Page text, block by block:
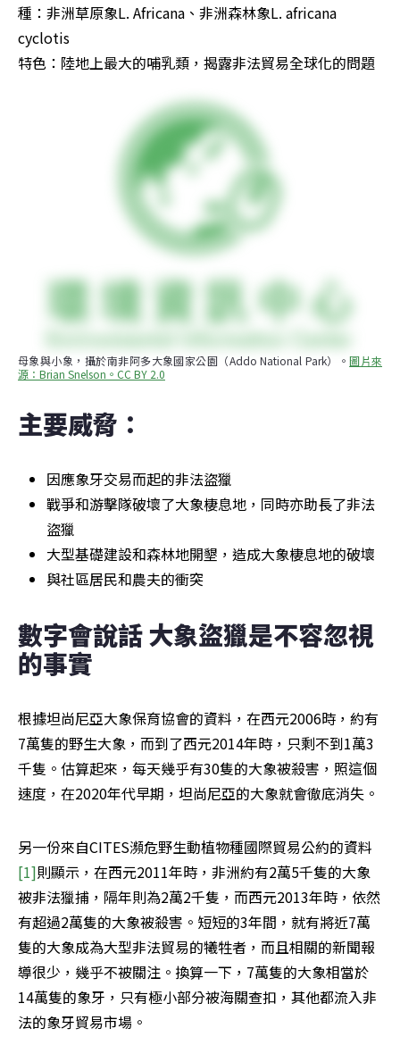
種：非洲草原象L. Africana、非洲森林象L. africana
cyclotis
特色：陸地上最大的哺乳類，揭露非法貿易全球化的問題
母象與小象，攝於南非阿多大象國家公園（Addo National Park）。圖片來
源：Brian Snelson。CC BY 2.0
主要威脅：
因應象牙交易而起的非法盜獵
戰爭和游擊隊破壞了大象棲息地，同時亦助長了非法
盜獵
大型基礎建設和森林地開墾，造成大象棲息地的破壞
與社區居民和農夫的衝突
數字會說話 大象盜獵是不容忽視
的事實
根據坦尚尼亞大象保育協會的資料，在西元2006時，約有
7萬隻的野生大象，而到了西元2014年時，只剩不到1萬3
千隻。估算起來，每天幾乎有30隻的大象被殺害，照這個
速度，在2020年代早期，坦尚尼亞的大象就會徹底消失。
另一份來自CITES瀕危野生動植物種國際貿易公約的資料
[1]則顯示，在西元2011年時，非洲約有2萬5千隻的大象
被非法獵捕，隔年則為2萬2千隻，而西元2013年時，依然
有超過2萬隻的大象被殺害。短短的3年間，就有將近7萬
隻的大象成為大型非法貿易的犧牲者，而且相關的新聞報
導很少，幾乎不被關注。換算一下，7萬隻的大象相當於
14萬隻的象牙，只有極小部分被海關查扣，其他都流入非
法的象牙貿易市場。